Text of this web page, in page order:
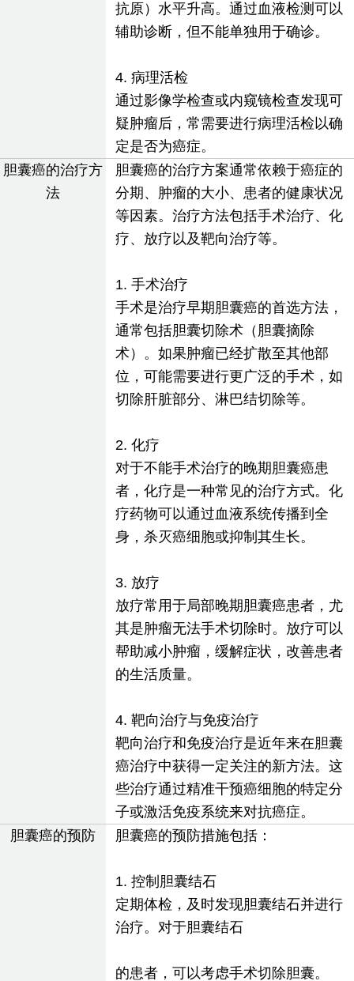
抗原）水平升高。通过血液检测可以
辅助诊断，但不能单独用于确诊。
4. 病理活检
通过影像学检查或内窥镜检查发现可
疑肿瘤后，常需要进行病理活检以确
定是否为癌症。
胆囊癌的治疗方
法
胆囊癌的治疗方案通常依赖于癌症的
分期、肿瘤的大小、患者的健康状况
等因素。治疗方法包括手术治疗、化
疗、放疗以及靶向治疗等。
1. 手术治疗
手术是治疗早期胆囊癌的首选方法，
通常包括胆囊切除术（胆囊摘除
术）。如果肿瘤已经扩散至其他部
位，可能需要进行更广泛的手术，如
切除肝脏部分、淋巴结切除等。
2. 化疗
对于不能手术治疗的晚期胆囊癌患
者，化疗是一种常见的治疗方式。化
疗药物可以通过血液系统传播到全
身，杀灭癌细胞或抑制其生长。
3. 放疗
放疗常用于局部晚期胆囊癌患者，尤
其是肿瘤无法手术切除时。放疗可以
帮助减小肿瘤，缓解症状，改善患者
的生活质量。
4. 靶向治疗与免疫治疗
靶向治疗和免疫治疗是近年来在胆囊
癌治疗中获得一定关注的新方法。这
些治疗通过精准干预癌细胞的特定分
子或激活免疫系统来对抗癌症。
胆囊癌的预防
胆囊癌的预防措施包括：
1. 控制胆囊结石
定期体检，及时发现胆囊结石并进行
治疗。对于胆囊结石
的患者，可以考虑手术切除胆囊。